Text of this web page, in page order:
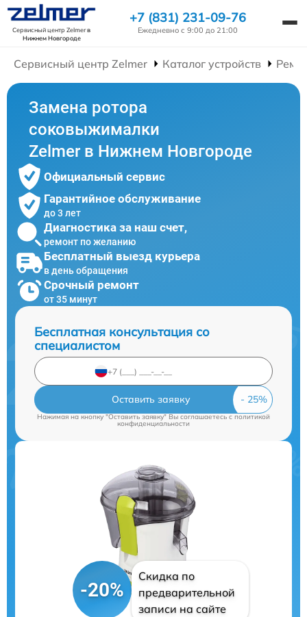
Сервисный центр Zelmerв
Нижнем Новгороде
+7 (831) 231-09-76
Ежедневно с 9:00 до 21:00
Сервисный центр Zelmer Каталог устройств
Замена ротора
соковыжималки
Zelmer в Нижнем Новгороде
Официальный сервис
Гарантийное обслуживание
до 3 лет
Диагностика за наш счет,
ремонт по желанию
Бесплатный выезд курьера
в день обращения
Срочный ремонт
от 35 минут
Бесплатная консультация со
специалистом
Оставить заявку
Нажимая на кнопку "Оставить заявку" Вы соглашаетесь c политикой
конфиденциальности
-20%
Скидка по
предварительной
записи на сайте